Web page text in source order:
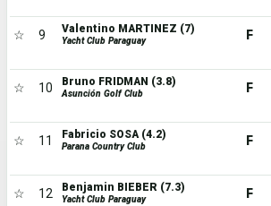
☆ 9 Valentino MARTINEZ (7)
Yacht Club Paraguay F
☆ 10 Bruno FRIDMAN (3.8)
Asunción Golf Club F
☆ 11 Fabricio SOSA (4.2)
Parana Country Club F
☆ 12 Benjamin BIEBER (7.3)
Yacht Club Paraguay F